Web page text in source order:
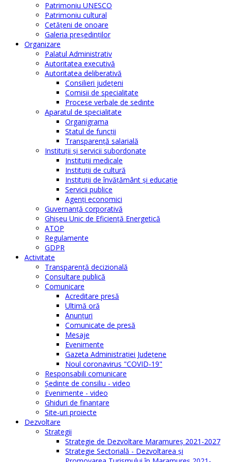
Patrimoniu UNESCO
Patrimoniu cultural
Cetăţeni de onoare
Galeria președinților
Organizare
Palatul Administrativ
Autoritatea executivă
Autoritatea deliberativă
Consilieri judeţeni
Comisii de specialitate
Procese verbale de sedinte
Aparatul de specialitate
Organigrama
Statul de funcții
Transparență salarială
Instituţii şi servicii subordonate
Instituţii medicale
Instituţii de cultură
Instituţii de învăţământ şi educaţie
Servicii publice
Agenţi economici
Guvernanță corporativă
Ghişeu Unic de Eficienţă Energetică
ATOP
Regulamente
GDPR
Activitate
Transparenţă decizională
Consultare publică
Comunicare
Acreditare presă
Ultimă oră
Anunţuri
Comunicate de presă
Mesaje
Evenimente
Gazeta Administraţiei Judeţene
Noul coronavirus "COVID-19"
Responsabili comunicare
Şedinţe de consiliu - video
Evenimente - video
Ghiduri de finanţare
Site-uri proiecte
Dezvoltare
Strategii
Strategie de Dezvoltare Maramureș 2021-2027
Strategie Sectorială - Dezvoltarea și